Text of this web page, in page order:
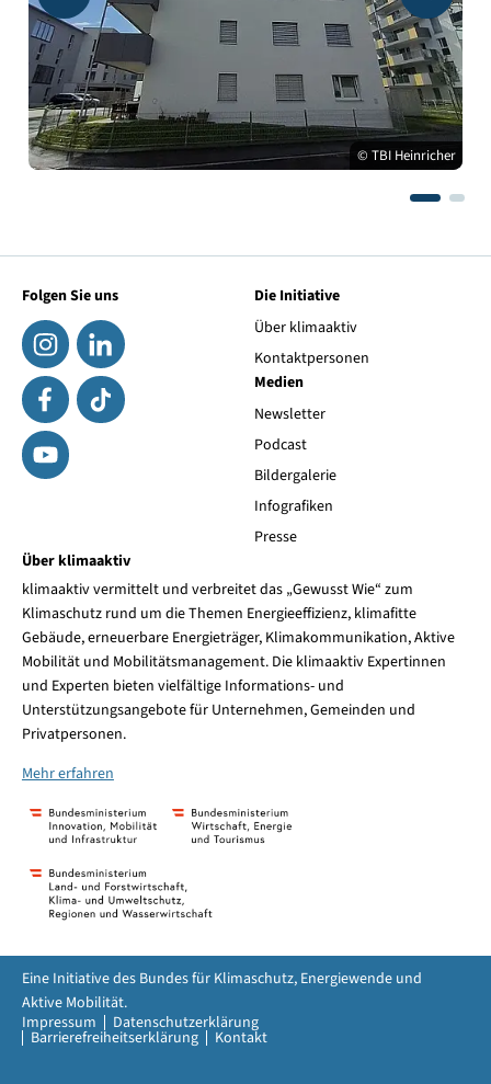
© TBI Heinricher
Folgen Sie uns
Die Initiative
Über klimaaktiv
Kontaktpersonen
Medien
Newsletter
Podcast
Bildergalerie
Infografiken
Presse
Über klimaaktiv
klimaaktiv vermittelt und verbreitet das „Gewusst Wie“ zum
Klimaschutz rund um die Themen Energieeffizienz, klimafitte
Gebäude, erneuerbare Energieträger, Klimakommunikation, Aktive
Mobilität und Mobilitätsmanagement. Die klimaaktiv Expertinnen
und Experten bieten vielfältige Informations- und
Unterstützungsangebote für Unternehmen, Gemeinden und
Privatpersonen.
Mehr erfahren
Impressum Datenschutzerklärung
Barrierefreiheitserklärung Kontakt
Eine Initiative des Bundes für Klimaschutz, Energiewende und
Aktive Mobilität.